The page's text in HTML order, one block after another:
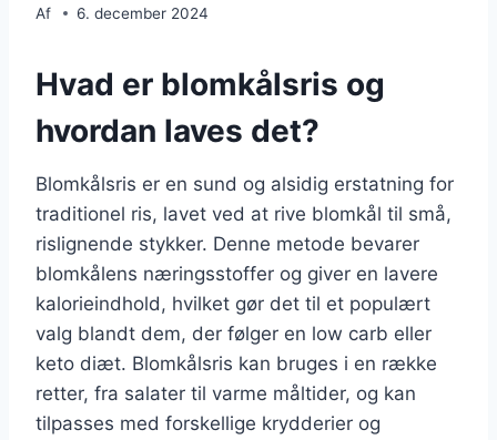
Af 6. december 2024
Hvad er blomkålsris og
hvordan laves det?
Blomkålsris er en sund og alsidig erstatning for
traditionel ris, lavet ved at rive blomkål til små,
rislignende stykker. Denne metode bevarer
blomkålens næringsstoffer og giver en lavere
kalorieindhold, hvilket gør det til et populært
valg blandt dem, der følger en low carb eller
keto diæt. Blomkålsris kan bruges i en række
retter, fra salater til varme måltider, og kan
tilpasses med forskellige krydderier og